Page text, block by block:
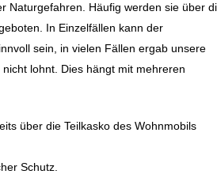
Naturgefahren. Häufig werden sie über
In Einzelfällen kann der
sein, in vielen Fällen ergab unsere
lohnt. Dies hängt mit mehreren
über die Teilkasko des Wohnmobils
Schutz.